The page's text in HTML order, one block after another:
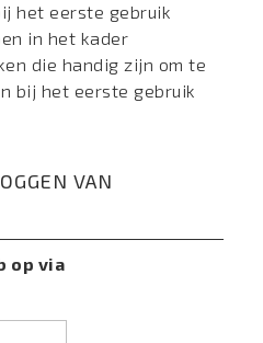
het eerste gebruik
in het kader
die handig zijn om te
bij het eerste gebruik
VAN
op via